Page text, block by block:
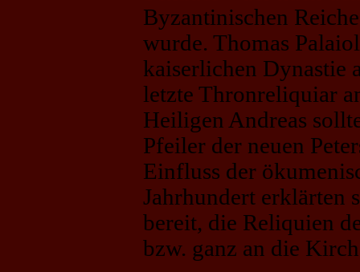
Byzantinischen
wurde. Thomas
kaiserlichen Dynastie
letzte Thronreliquiar
Heiligen Andreas
Pfeiler der neuen
Einfluss der
Jahrhundert erklärten
bereit, die Reliquien
bzw. ganz an die